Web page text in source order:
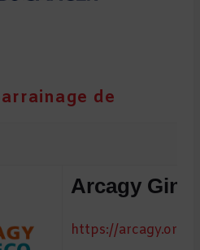
de
Arcagy
https://arcagy.org